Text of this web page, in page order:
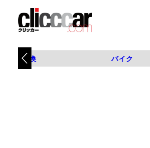
タイヤ交換 バイク